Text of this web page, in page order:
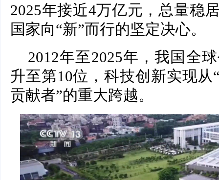
2025年接近4万亿元，总量稳
国家向“新”而行的坚定决心。
2012年至2025年，我国全
升至第10位，科技创新实现从
贡献者”的重大跨越。